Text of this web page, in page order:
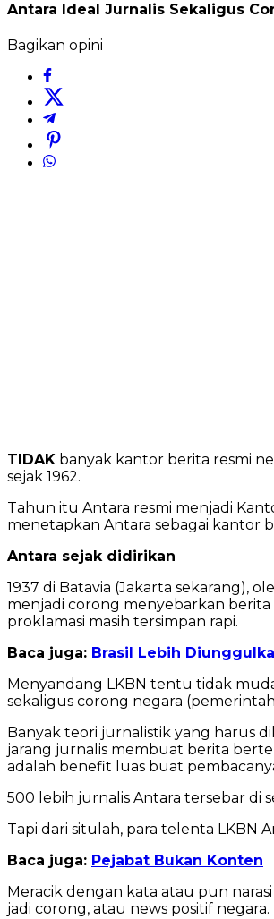
Antara Ideal Jurnalis Sekaligus
Bagikan opini
TIDAK banyak kantor berita resmi
sejak 1962.
Tahun itu Antara resmi menjadi
menetapkan Antara sebagai kantor
Antara sejak didirikan
1937 di Batavia (Jakarta sekarang),
menjadi corong menyebarkan
proklamasi masih tersimpan rapi.
Baca juga: Brasil Lebih
Menyandang LKBN tentu tidak
sekaligus corong negara
Banyak teori jurnalistik yang harus
jarang jurnalis membuat berita
adalah benefit luas buat
500 lebih jurnalis Antara tersebar di
Tapi dari situlah, para telenta LKBN
Baca juga: Pejabat Bukan Konten
Meracik dengan kata atau pun
jadi corong, atau news positif negara.